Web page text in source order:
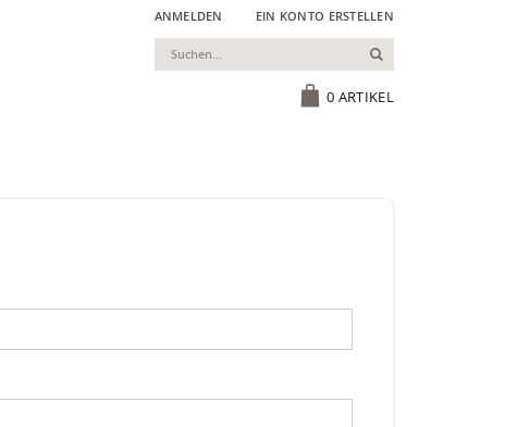
ANMELDEN EIN KONTO ERSTELLEN
0 ARTIKEL
Suchen